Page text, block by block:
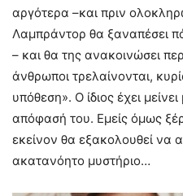
αργότερα –και πριν
Λαμπράντορ θα ξαναπέσει
– και θα της ανακοινώσει
άνθρωποι τρελαίνονται,
υπόθεση». Ο ίδιος έχει
απόφασή του. Εμείς όμως
εκείνον θα εξακολουθεί να
ακατανόητο μυστήριο…